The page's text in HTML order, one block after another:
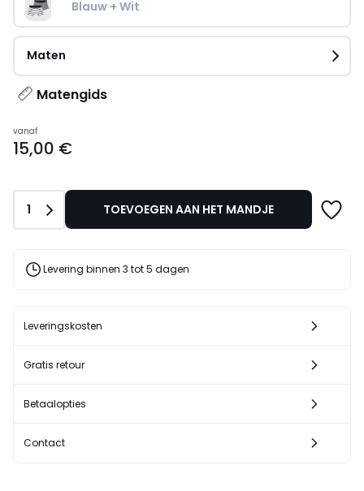
Blauw + Wit
Maten
Matengids
Prijs
vanaf
vanaf
15,00 €
Aantal
1 TOEVOEGEN AAN HET MANDJE
Levering binnen 3 tot 5 dagen
Leveringskosten
Gratis retour
Betaalopties
Contact